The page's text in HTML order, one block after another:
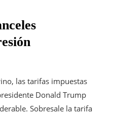
las tarifas impuestas
Donald Trump
Sobresale la tarifa